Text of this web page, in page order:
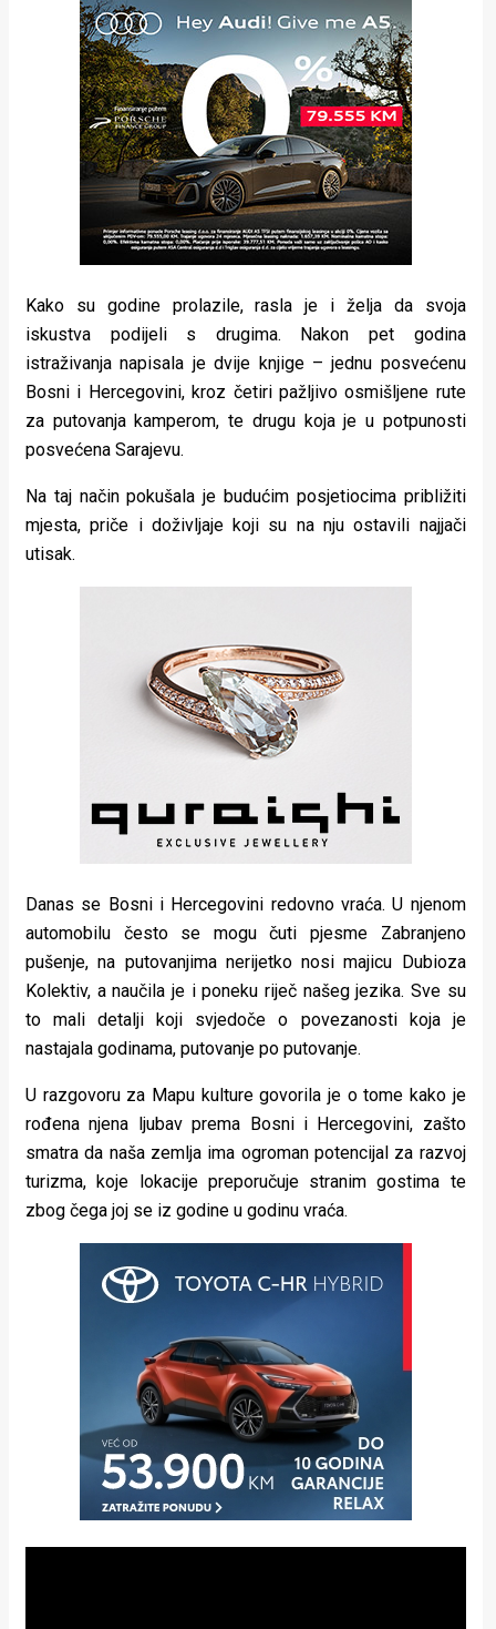
Kako su godine prolazile, rasla je i želja da svoja
iskustva podijeli s drugima. Nakon pet godina
istraživanja napisala je dvije knjige – jednu posvećenu
Bosni i Hercegovini, kroz četiri pažljivo osmišljene rute
za putovanja kamperom, te drugu koja je u potpunosti
posvećena Sarajevu.
Na taj način pokušala je budućim posjetiocima približiti
mjesta, priče i doživljaje koji su na nju ostavili najjači
utisak.
Danas se Bosni i Hercegovini redovno vraća. U njenom
automobilu često se mogu čuti pjesme Zabranjeno
pušenje, na putovanjima nerijetko nosi majicu
Dubioza
Kolektiv, a naučila je i poneku riječ našeg jezika. Sve su
to mali detalji koji svjedoče o povezanosti koja je
nastajala godinama, putovanje po putovanje.
U razgovoru za Mapu kulture govorila je o tome kako je
rođena njena ljubav prema Bosni i Hercegovini, zašto
smatra da naša zemlja ima ogroman potencijal za razvoj
turizma, koje lokacije preporučuje stranim gostima te
zbog čega joj se iz godine u godinu vraća.